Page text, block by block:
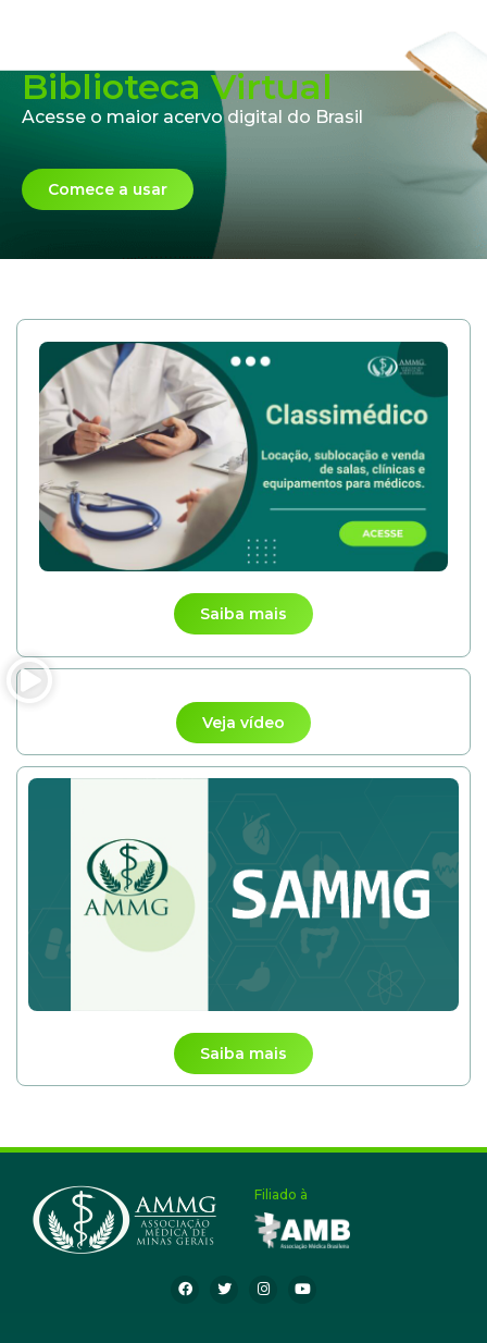
Biblioteca Virtual
Acesse o maior acervo digital do Brasil
Comece a usar
Saiba mais
Veja vídeo
Saiba mais
Filiado à